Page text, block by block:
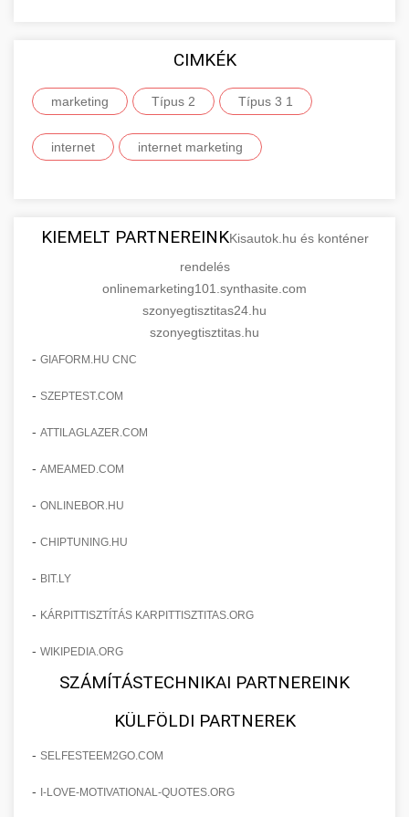
CIMKÉK
marketing Típus 2 Típus 3 1
internet internet marketing
KIEMELT PARTNEREINKKisautok.hu és konténer
rendelés
onlinemarketing101.synthasite.com
szonyegtisztitas24.hu
szonyegtisztitas.hu
- GIAFORM.HU CNC
- SZEPTEST.COM
- ATTILAGLAZER.COM
- AMEAMED.COM
- ONLINEBOR.HU
- CHIPTUNING.HU
- BIT.LY
- KÁRPITTISZTÍTÁS KARPITTISZTITAS.ORG
- WIKIPEDIA.ORG
SZÁMÍTÁSTECHNIKAI PARTNEREINK
KÜLFÖLDI PARTNEREK
- SELFESTEEM2GO.COM
- I-LOVE-MOTIVATIONAL-QUOTES.ORG